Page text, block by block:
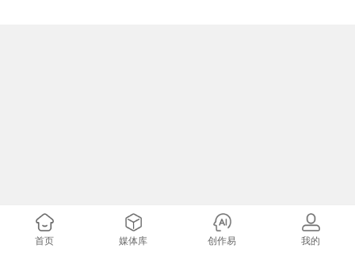
首页 媒体库 创作易 我的